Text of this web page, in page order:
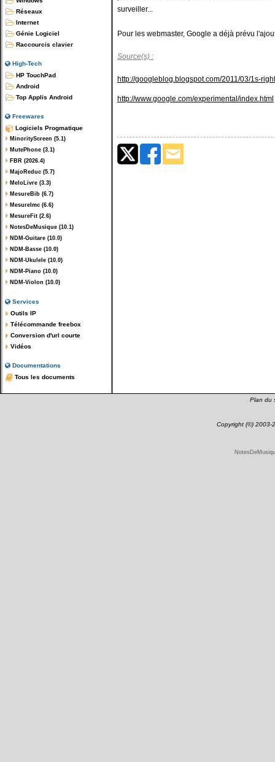
Réseaux
Internet
Génie Logiciel
Raccourcis clavier
High-Tech
HP TouchPad
Android
Top Applis Android
Freewares
Logiciels Progmatique
MinorityScreen (5.1)
MutePhone (3.1)
FBR (2026.4)
MajoReduc (5.7)
MeloLivre (3.3)
MesureBib (6.7)
MesureImc (6.6)
MesureFit (2.6)
NotesDeMusique (10.1)
NDM-Guitare (10.0)
NDM-Basse (10.0)
NDM-Ukulele (10.0)
NDM-Piano (10.0)
NDM-Violon (10.0)
Services
Outils IP
Télécommande freebox
Conversion d'url courte
Vidéos
Documentations
Tous les documents
surveiller...
Pour les webmaster, Google a déjà prévu
Source(s) :
http://googleblog.blogspot.com/2011/03/1s-
http://www.google.com/experimental/index.html
Plan du
Copyright (©) 2003-